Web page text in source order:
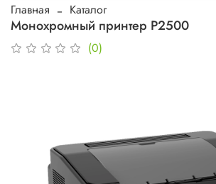
Главная Каталог
Монохромный принтер P2500
(0)